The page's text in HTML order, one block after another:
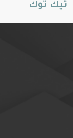
تيك توك